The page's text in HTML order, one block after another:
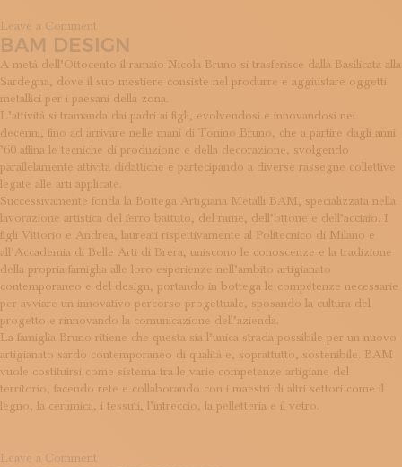
Leave a Comment
Fratelli
Antonini
BAM DESIGN
A metà dell’Ottocento il ramaio Nicola Bruno si trasferisce dalla Basilicata alla
Sardegna, dove il suo mestiere consiste nel produrre e aggiustare oggetti
metallici per i paesani della zona.
L’attività si tramanda dai padri ai figli, evolvendosi e innovandosi nei
decenni, fino ad arrivare nelle mani di Tonino Bruno, che a partire dagli anni
’60 affina le tecniche di produzione e della decorazione, svolgendo
parallelamente attività didattiche e partecipando a diverse rassegne collettive
legate alle arti applicate.
Successivamente fonda la Bottega Artigiana Metalli BAM, specializzata nella
lavorazione artistica del ferro battuto, del rame, dell’ottone e dell’acciaio. I
figli Vittorio e Andrea, laureati rispettivamente al Politecnico di Milano e
all’Accademia di Belle Arti di Brera, uniscono le conoscenze e la tradizione
della propria famiglia alle loro esperienze nell’ambito artigianato
contemporaneo e del design, portando in bottega le competenze necessarie
per avviare un innovativo percorso progettuale, sposando la cultura del
progetto e rinnovando la comunicazione dell’azienda.
La famiglia Bruno ritiene che questa sia l’unica strada possibile per un nuovo
artigianato sardo contemporaneo di qualità e, soprattutto, sostenibile. BAM
vuole costituirsi come sistema tra le varie competenze artigiane del
territorio, facendo rete e collaborando con i maestri di altri settori come il
legno, la ceramica, i tessuti, l’intreccio, la pelletteria e il vetro.
Leave a Comment